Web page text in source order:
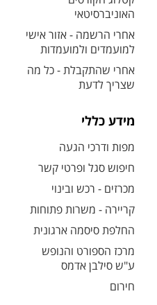
האוניברסיטאי
אחרי הרשמה - אזור אישי
למועמדים ולמועמדות
אחרי שהתקבלת - כל מה
שצריך לדעת
מידע כללי
מפות ודרכי הגעה
חיפוש סגל ופרטי קשר
מכרזים - רכש ובינוי
קריירה - משרות פתוחות
החלפת סיסמה ארגונית
מרכז הספורט והנופש
ע"ש סילבן אדמס
חירום